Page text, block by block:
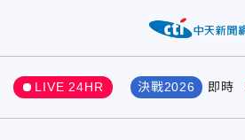
LIVE 24HR 決戰2026 即時